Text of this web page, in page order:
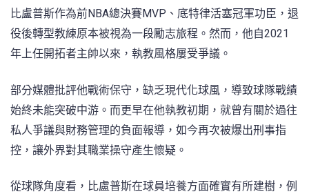
比盧普斯作為前NBA總決賽MVP、底特律活塞冠軍功臣，退
役後轉型教練原本被視為一段勵志旅程。然而，他自2021
年上任開拓者主帥以來，執教風格屢受爭議。
部分媒體批評他戰術保守，缺乏現代化球風，導致球隊戰績
始終未能突破中游。而更早在他執教初期，就曾有關於過往
私人爭議與財務管理的負面報導，如今再次被爆出刑事指
控，讓外界對其職業操守產生懷疑。
從球隊角度看，比盧普斯在球員培養方面確實有所建樹，例